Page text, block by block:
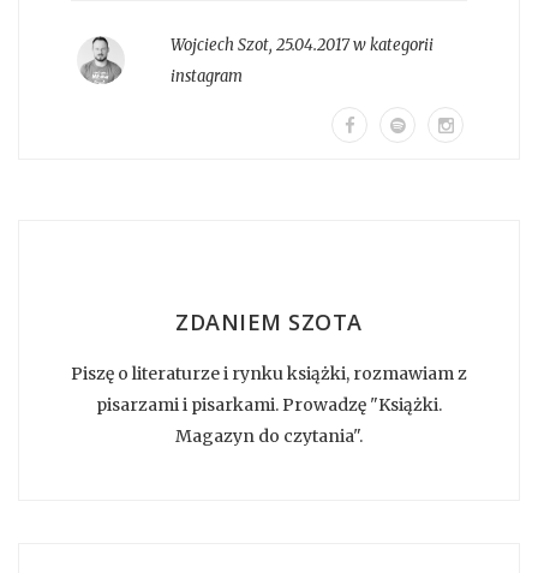
Wojciech Szot, 25.04.2017 w kategorii
instagram
ZDANIEM SZOTA
Piszę o literaturze i rynku książki, rozmawiam z
pisarzami i pisarkami. Prowadzę "Książki.
Magazyn do czytania".